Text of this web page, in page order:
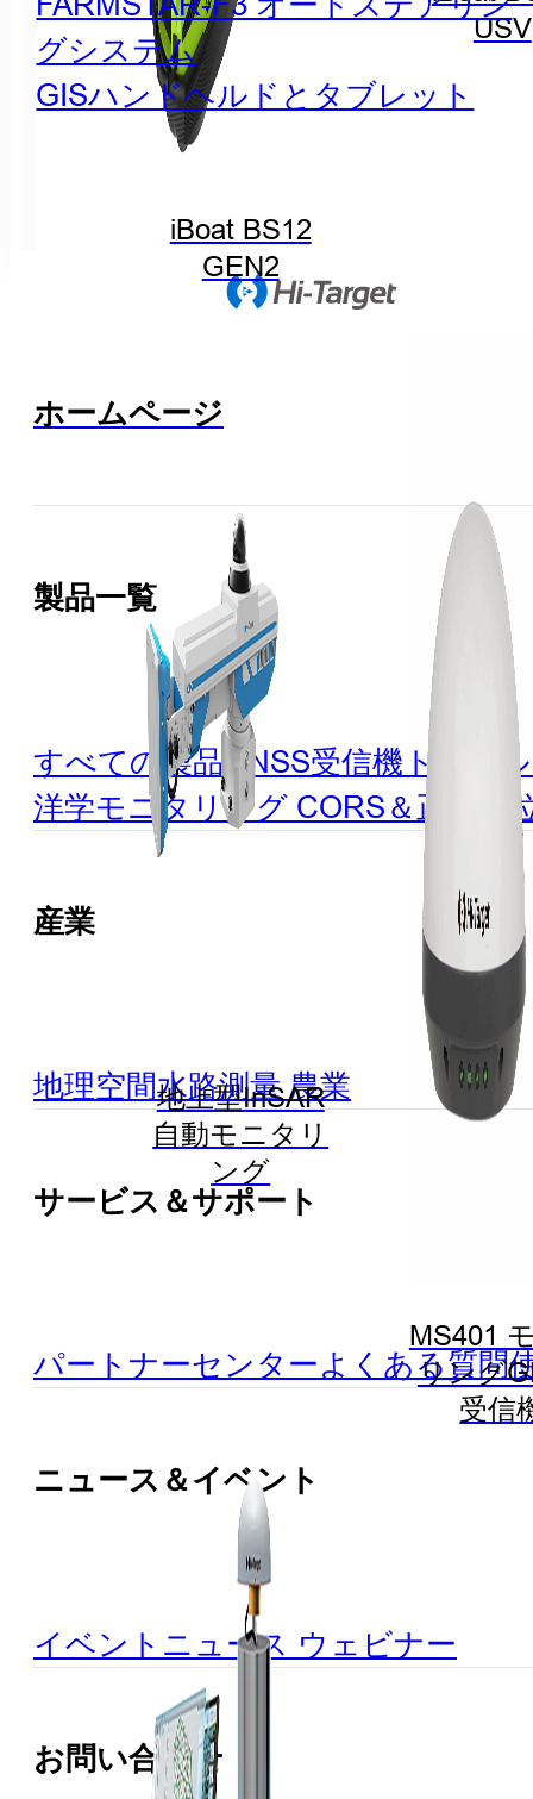
iBoat BS12
GEN2
USV
地上型InSAR
自動モニタリ
ング
MS401
リング
受信
グシステム
GISハンドヘルドとタブレット
ホームページ
製品一覧
すべての製品 GNSS受信機 トータ
洋学モニタリング CORS＆正確な
産業
地理空間水路測量農業
サービス＆サポート
パートナーセンターよくある質問
ニュース＆イベント
イベント ニュース ウェビナー
お問い合わせ